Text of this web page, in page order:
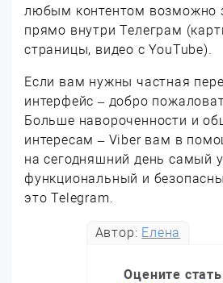
любым контентом возможно
прямо внутри Телеграм
страницы, видео с YouTube).
Если вам нужны частная
интерфейс – добро
Больше навороченности и
интересам – Viber вам в
на сегодняшний день самый
функциональный и
это Telegram.
Автор: Елена
Оцените